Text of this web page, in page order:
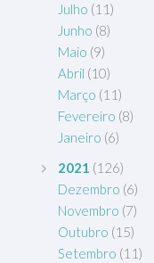
Julho (11)
Junho (8)
Maio (9)
Abril (10)
Março (11)
Fevereiro (8)
Janeiro (6)
2021 (126)
Dezembro (6)
Novembro (7)
Outubro (15)
Setembro (11)